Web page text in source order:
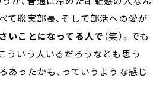
て聡実部長、そして部活への愛が
いことになってる人で （笑）。でも
ういう人いるだろうなとも思う
あったかも、っていうような感じ